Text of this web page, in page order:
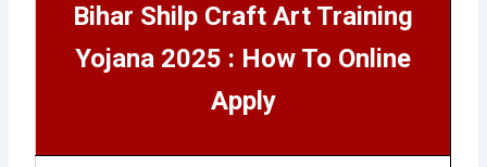
Bihar Shilp Craft Art Training
Yojana 2025 : How To Online
Apply